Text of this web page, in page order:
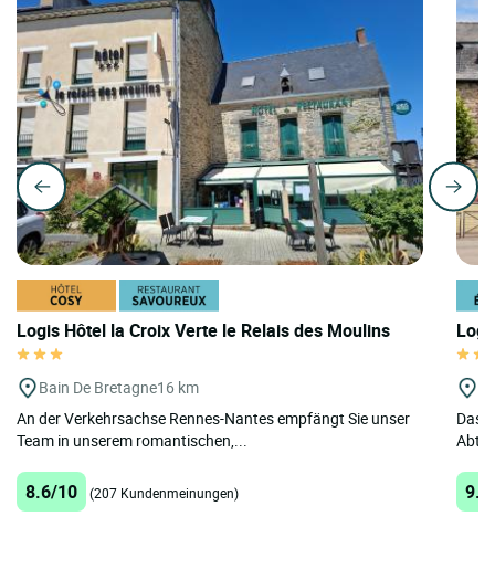
Logis Hôtel la Croix Verte le Relais des Moulins
Bain De Bretagne16 km
An der Verkehrsachse Rennes-Nantes empfängt Sie unser
Team in unserem romantischen,...
8.6/10 (207 Kundenmeinungen)
Das